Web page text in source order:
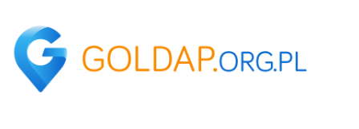
content